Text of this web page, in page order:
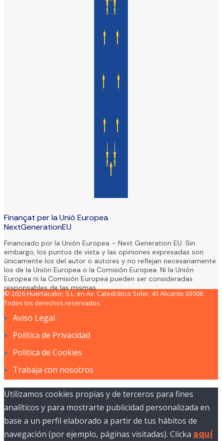
Finançat per la Unió Europea
NextGenerationEU
Financiado por la Unión Europea – Next Generation EU. Sin
embargo, los puntos de vista y las opiniones expresadas son
únicamente los del autor o autores y no reflejan necesariamente
los de la Unión Europea o la Comisión Europea. Ni la Unión
Europea ni la Comisión Europea pueden ser consideradas
responsables de las mismas
© 2026 Huertacalor, S.L. en Av. Catedrático Soler, 43 Alicante 03008.
Todos los derechos reservados
Aviso Legal
Política de Privacidad
Política de Cookies
Trabaja con nosotros
Utilizamos cookies propias y de terceros para fines
analíticos y para mostrarte publicidad personalizada en
base a un perfil elaborado a partir de tus hábitos de
navegación (por ejemplo, páginas visitadas). Clicka aquí